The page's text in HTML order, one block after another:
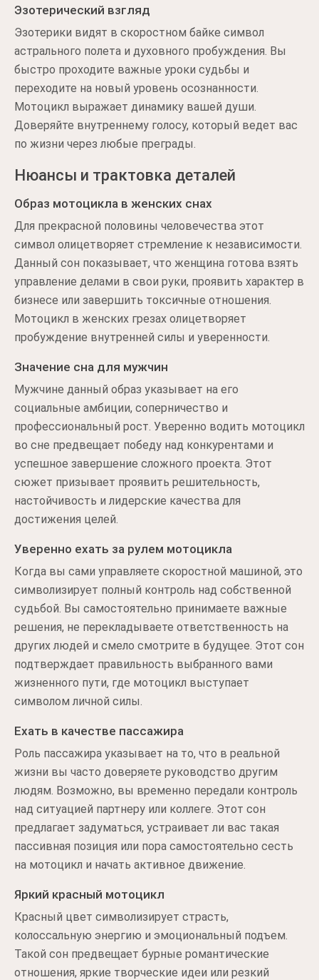
Эзотерический взгляд
Эзотерики видят в скоростном байке символ
астрального полета и духовного пробуждения. Вы
быстро проходите важные уроки судьбы и
переходите на новый уровень осознанности.
Мотоцикл выражает динамику вашей души.
Доверяйте внутреннему голосу, который ведет вас
по жизни через любые преграды.
Нюансы и трактовка деталей
Образ мотоцикла в женских снах
Для прекрасной половины человечества этот
символ олицетворяет стремление к независимости.
Данный сон показывает, что женщина готова взять
управление делами в свои руки, проявить характер в
бизнесе или завершить токсичные отношения.
Мотоцикл в женских грезах олицетворяет
пробуждение внутренней силы и уверенности.
Значение сна для мужчин
Мужчине данный образ указывает на его
социальные амбиции, соперничество и
профессиональный рост. Уверенно водить мотоцикл
во сне предвещает победу над конкурентами и
успешное завершение сложного проекта. Этот
сюжет призывает проявить решительность,
настойчивость и лидерские качества для
достижения целей.
Уверенно ехать за рулем мотоцикла
Когда вы сами управляете скоростной машиной, это
символизирует полный контроль над собственной
судьбой. Вы самостоятельно принимаете важные
решения, не перекладываете ответственность на
других людей и смело смотрите в будущее. Этот сон
подтверждает правильность выбранного вами
жизненного пути, где мотоцикл выступает
символом личной силы.
Ехать в качестве пассажира
Роль пассажира указывает на то, что в реальной
жизни вы часто доверяете руководство другим
людям. Возможно, вы временно передали контроль
над ситуацией партнеру или коллеге. Этот сон
предлагает задуматься, устраивает ли вас такая
пассивная позиция или пора самостоятельно сесть
на мотоцикл и начать активное движение.
Яркий красный мотоцикл
Красный цвет символизирует страсть,
колоссальную энергию и эмоциональный подъем.
Такой сон предвещает бурные романтические
отношения, яркие творческие идеи или резкий